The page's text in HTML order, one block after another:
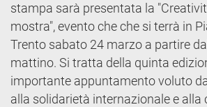
stampa sarà presentata la
mostra", evento che che si terrà in
Trento sabato 24 marzo a partire
mattino. Si tratta della quinta
importante appuntamento voluto
alla solidarietà internazionale e alla